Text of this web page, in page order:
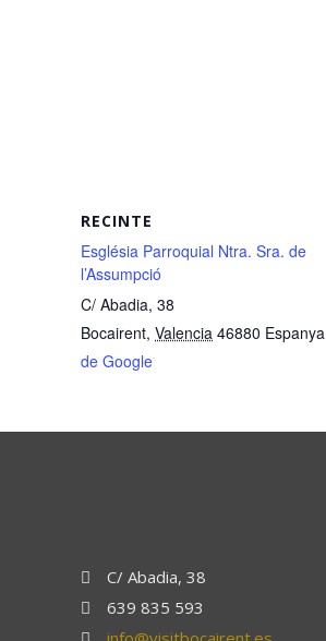
RECINTE
Església Parroquial Ntra. Sra. de
l’Assumpció
C/ Abadia, 38
Bocairent, Valencia 46880 Espanya
de Google
C/ Abadia, 38
639 835 593